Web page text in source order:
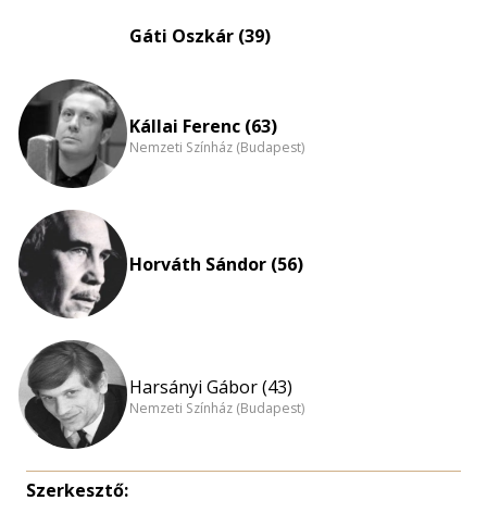
Gáti Oszkár (39)
Kállai Ferenc (63)
Nemzeti Színház (Budapest)
Horváth Sándor (56)
Harsányi Gábor (43)
Nemzeti Színház (Budapest)
Szerkesztő: